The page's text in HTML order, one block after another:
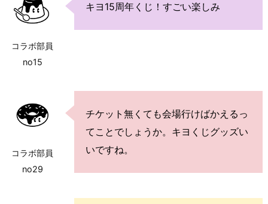
コラボ部員
no15
キヨ15周年くじ！すごい楽しみ
コラボ部員
no29
チケット無くても会場行けばかえるっ
てことでしょうか。キヨくじグッズい
いですね。